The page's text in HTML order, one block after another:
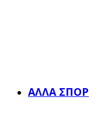
ΆΛΛΑ ΣΠΟΡ